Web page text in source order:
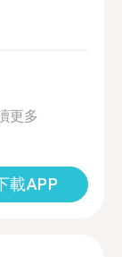
更多
載APP